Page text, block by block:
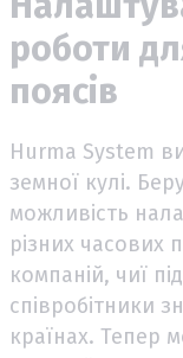
роботи
поясів
Hurma System
земної кулі.
можливість
різних часових
компаній, чиї
співробітники
країнах. Тепер